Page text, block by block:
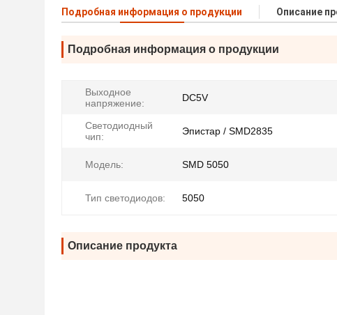
Подробная информация о продукции Описание
Подробная информация о продукции
Выходное
напряжение:
DC5V
Светодиодный
чип:
Эпистар / SMD2835
Модель: SMD 5050
Тип светодиодов: 5050
Описание продукта